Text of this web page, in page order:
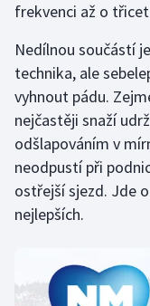
frekvenci až o
Nedílnou součástí
technika, ale
vyhnout pádu.
nejčastěji snaží
odšlapováním v
neodpustí při
ostřejší sjezd. Jde
nejlepších.